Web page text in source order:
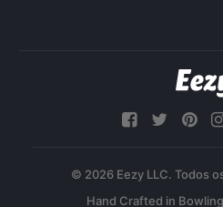
© 2026 Eezy LLC. Todos